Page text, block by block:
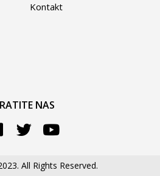
Kontakt
NAS
All Rights Reserved.